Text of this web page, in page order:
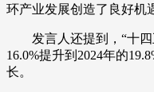
环产业发展创造了良好机
发言人还提到，“十
16.0%提升到2024年的
长。